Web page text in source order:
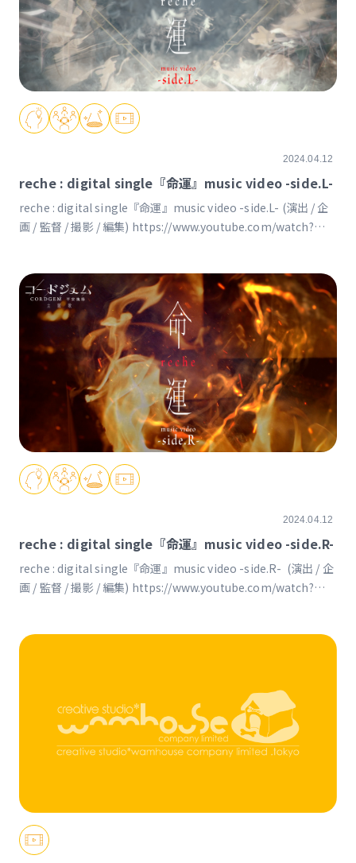
2024.04.12
reche : digital single『命運』music video -side.L-
reche : digital single『命運』music video -side.L- (演出 / 企
画 / 監督 / 撮影 / 編集) https://www.youtube.com/watch?
2024.04.12
reche : digital single『命運』music video -side.R-
reche : digital single『命運』music video -side.R- (演出 / 企
画 / 監督 / 撮影 / 編集) https://www.youtube.com/watch?